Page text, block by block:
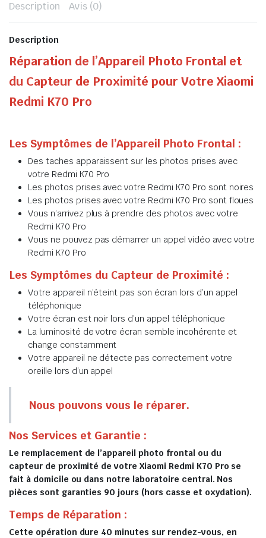
Description Avis (0)
Description
Réparation de l’Appareil Photo Frontal et
du Capteur de Proximité pour Votre Xiaomi
Redmi K70 Pro
Les Symptômes de l’Appareil Photo Frontal :
Des taches apparaissent sur les photos prises avec
votre Redmi K70 Pro
Les photos prises avec votre Redmi K70 Pro sont noires
Les photos prises avec votre Redmi K70 Pro sont floues
Vous n’arrivez plus à prendre des photos avec votre
Redmi K70 Pro
Vous ne pouvez pas démarrer un appel vidéo avec votre
Redmi K70 Pro
Les Symptômes du Capteur de Proximité :
Votre appareil n’éteint pas son écran lors d’un appel
téléphonique
Votre écran est noir lors d’un appel téléphonique
La luminosité de votre écran semble incohérente et
change constamment
Votre appareil ne détecte pas correctement votre
oreille lors d’un appel
Nous pouvons vous le réparer.
Nos Services et Garantie :
Le remplacement de l’appareil photo frontal ou du
capteur de proximité de votre Xiaomi Redmi K70 Pro se
fait à domicile ou dans notre laboratoire central. Nos
pièces sont garanties 90 jours (hors casse et oxydation).
Temps de Réparation :
Cette opération dure 40 minutes sur rendez-vous, en